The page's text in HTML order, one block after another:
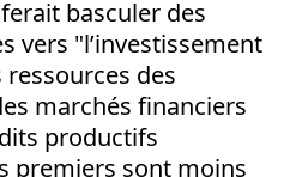
basculer des
vers "l’investissement
des
marchés financiers
productifs
premiers sont moins